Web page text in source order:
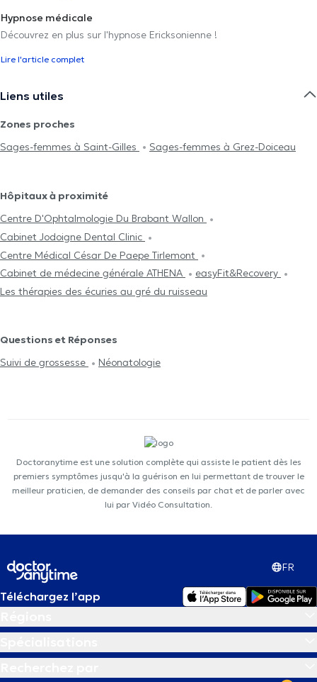
Hypnose médicale
Découvrez en plus sur l'hypnose Ericksonienne !
Lire l'article complet
Liens utiles
Zones proches
Sages-femmes à Saint-Gilles
Sages-femmes à Grez-Doiceau
Hôpitaux à proximité
Centre D'Ophtalmologie Du Brabant Wallon
Cabinet Jodoigne Dental Clinic
Centre Médical César De Paepe Tirlemont
Cabinet de médecine générale ATHENA
easyFit&Recovery
Les thérapies des écuries au gré du ruisseau
Questions et Réponses
Suivi de grossesse
Néonatologie
Doctoranytime est une solution complète qui assiste le patient dès les
premiers symptômes jusqu'à la guérison en lui permettant de trouver le
meilleur praticien, de demander des conseils par chat et de parler avec
lui par Vidéo Consultation.
FR
Téléchargez l’app